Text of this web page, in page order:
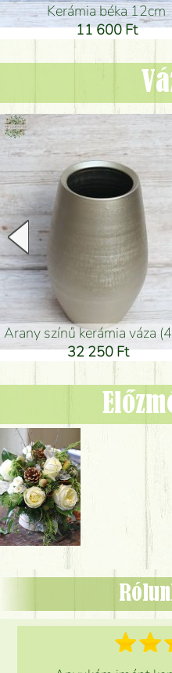
Kerámia béka 12cm
11 600 Ft
arany színű kerámia váza
32 250 Ft